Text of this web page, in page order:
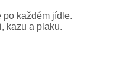
po každém jídle.
kazu a plaku.